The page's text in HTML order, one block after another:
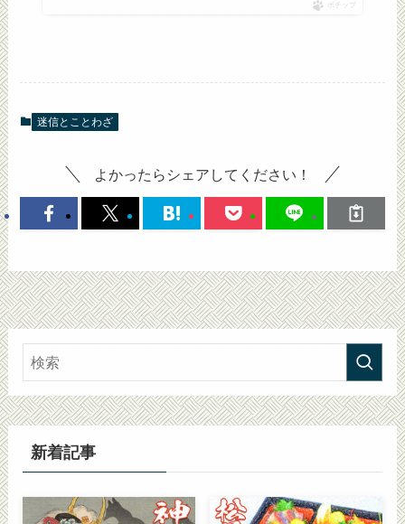
ポチップ
迷信とことわざ
よかったらシェアしてください！
新着記事